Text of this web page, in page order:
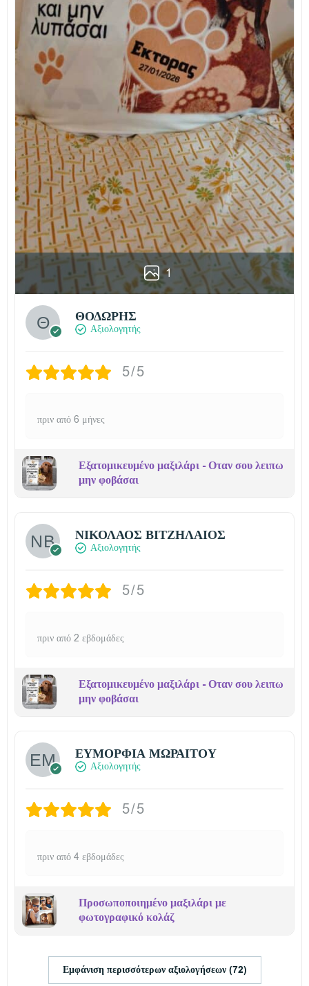
1
ΘΟΔΩΡΗΣ
Αξιολογητής
5/5
πριν από 6 μήνες
Εξατομικευμένο μαξιλάρι - Οταν σου λειπω
μην φοβάσαι
ΝΙΚΟΛΑΟΣ ΒΙΤΖΗΛΑΙΟΣ
Αξιολογητής
5/5
πριν από 2 εβδομάδες
Εξατομικευμένο μαξιλάρι - Οταν σου λειπω
μην φοβάσαι
ΕΥΜΟΡΦΙΑ ΜΩΡΑΙΤΟΥ
Αξιολογητής
5/5
πριν από 4 εβδομάδες
Προσωποποιημένο μαξιλάρι με
φωτογραφικό κολάζ
Εμφάνιση περισσότερων αξιολογήσεων (72)